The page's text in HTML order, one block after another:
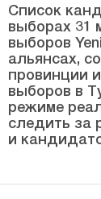
ТОМАРЗА
ЯХЙАЛЫ
Килис
Кырыккале
Кыршехир
Список
выборах 31
выборов
альянсах,
провинции
выборов в
режиме
следить за
и